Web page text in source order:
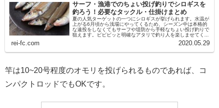
サーフ・漁港でのちょい投げ釣りでシロギスを
釣ろう！必要なタックル・仕掛けまとめ
夏の人気ターゲットの一つにシロギスが挙げられます。水温が
上がる6月頃から浅場にやってくるため、シーズン中は本格的
な遠投をしなくてもサーフや堤防から手軽なちょい投げ釣りで
狙えます。ビビビッと明確なアタリで釣り人を楽しませてく...
rei-fc.com 2020.05.29
竿は10~20号程度のオモリを投げられるものであれば、コ
ンパクトロッドでもOKです。